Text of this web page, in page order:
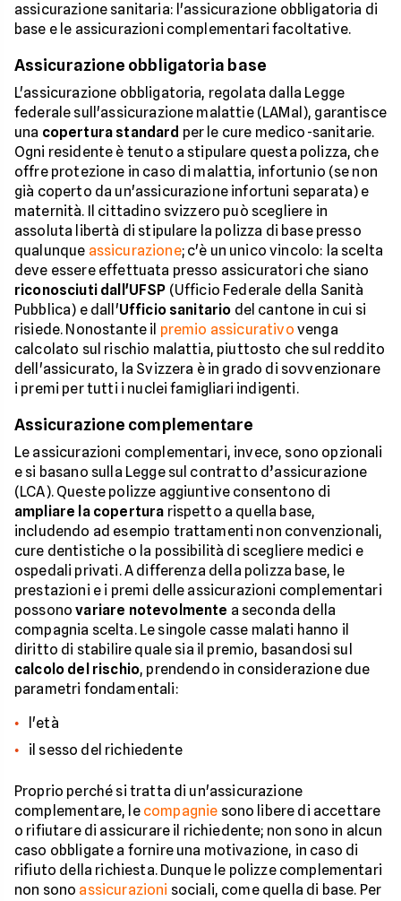
assicurazione sanitaria: l'assicurazione obbligatoria di
base e le assicurazioni complementari facoltative.
Assicurazione obbligatoria base
L'assicurazione obbligatoria, regolata dalla Legge
federale sull'assicurazione malattie (LAMal), garantisce
una copertura standard per le cure medico-sanitarie.
Ogni residente è tenuto a stipulare questa polizza, che
offre protezione in caso di malattia, infortunio (se non
già coperto da un'assicurazione infortuni separata) e
maternità. Il cittadino svizzero può scegliere in
assoluta libertà di stipulare la polizza di base presso
qualunque assicurazione; c'è un unico vincolo: la scelta
deve essere effettuata presso assicuratori che siano
riconosciuti dall'UFSP (Ufficio Federale della Sanità
Pubblica) e dall'Ufficio sanitario del cantone in cui si
risiede. Nonostante il premio assicurativo venga
calcolato sul rischio malattia, piuttosto che sul reddito
dell'assicurato, la Svizzera è in grado di sovvenzionare
i premi per tutti i nuclei famigliari indigenti.
Assicurazione complementare
Le assicurazioni complementari, invece, sono opzionali
e si basano sulla Legge sul contratto d’assicurazione
(LCA). Queste polizze aggiuntive consentono di
ampliare la copertura rispetto a quella base,
includendo ad esempio trattamenti non convenzionali,
cure dentistiche o la possibilità di scegliere medici e
ospedali privati. A differenza della polizza base, le
prestazioni e i premi delle assicurazioni complementari
possonovariare notevolmente a seconda della
compagnia scelta. Le singole casse malati hanno il
diritto di stabilire quale sia il premio, basandosi sul
calcolo del rischio, prendendo in considerazione due
parametri fondamentali:
l'età
il sesso del richiedente
Proprio perché si tratta di un'assicurazione
complementare, le compagnie sono libere di accettare
o rifiutare di assicurare il richiedente; non sono in alcun
caso obbligate a fornire una motivazione, in caso di
rifiuto della richiesta. Dunque le polizze complementari
non sono assicurazioni sociali, come quella di base. Per